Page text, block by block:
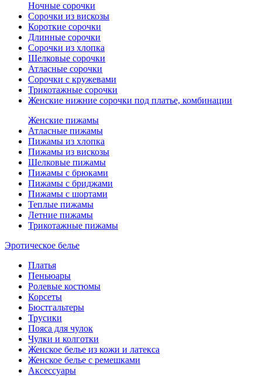
Ночные сорочки
Сорочки из вискозы
Короткие сорочки
Длинные сорочки
Сорочки из хлопка
Шелковые сорочки
Атласные сорочки
Сорочки с кружевами
Трикотажные сорочки
Женские нижние сорочки под платье, комбинации
Женские пижамы
Атласные пижамы
Пижамы из хлопка
Пижамы из вискозы
Шелковые пижамы
Пижамы с брюками
Пижамы с бриджами
Пижамы с шортами
Теплые пижамы
Летние пижамы
Трикотажные пижамы
Эротическое белье
Платья
Пеньюары
Ролевые костюмы
Корсеты
Бюстгальтеры
Трусики
Пояса для чулок
Чулки и колготки
Женское белье из кожи и латекса
Женское белье с ремешками
Аксессуары